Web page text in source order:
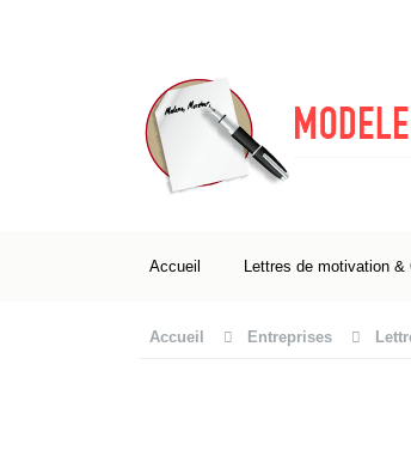
Accueil Lettres de motivation &
Accueil Entreprises